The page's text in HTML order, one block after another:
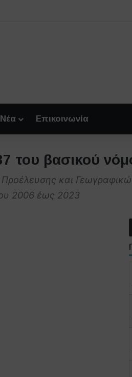
Νέα Επικοινωνία
του βασικού
και
2006 έως 2023